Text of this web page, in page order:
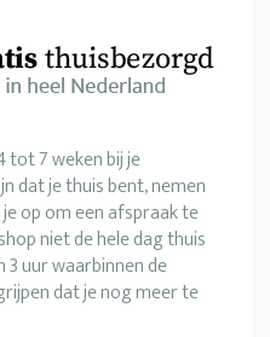
tot 7 weken bij je
dat je thuis bent, nemen
op om een afspraak te
niet de hele dag thuis
3 uur waarbinnen de
dat je nog meer te